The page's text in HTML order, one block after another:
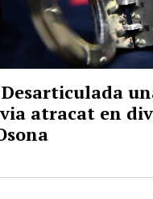
Desarticulada
atracat en